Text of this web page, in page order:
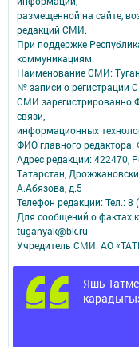
Яшь
размещенной на сайте,
редакций СМИ.
При поддержке
коммуникациям.
Наименование СМИ:
№ записи о регистрации
СМИ зарегистрированно
связи,
информационных
ФИО главного
Адрес редакции: 422470,
Татарстан,
А.Абязова, д.5
Телефон редакции: Тел.: 8
Для сообщений о фактах
tuganyak@bk.ru
Учредитель СМИ: АО
Антикоррупционная
АО «ТАТМЕДИА»
удобства пользователей
Использование «cookie»
Политика